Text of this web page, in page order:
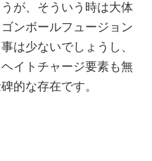
が、そういう時は大体
ンボールフュージョン
は少ないでしょうし、
イトチャージ要素も無
的な存在です。